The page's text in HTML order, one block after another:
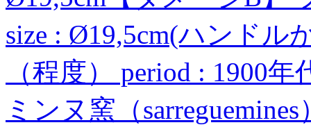
size : Ø19,5cm(ハンドル
（程度） period : 1900
ミンヌ窯（